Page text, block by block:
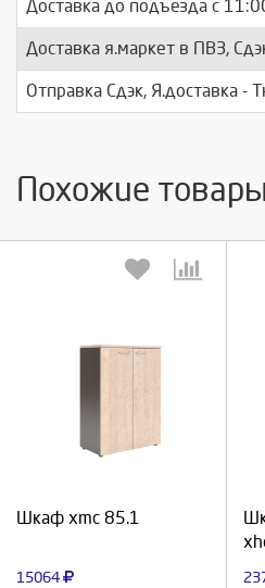
Доставка до подъезда c
Доставка я.маркет в ПВЗ,
Отправка Сдэк, Я.доставка -
Похожие товары
Шкаф xmc 85.1
15064
Выберите количество: